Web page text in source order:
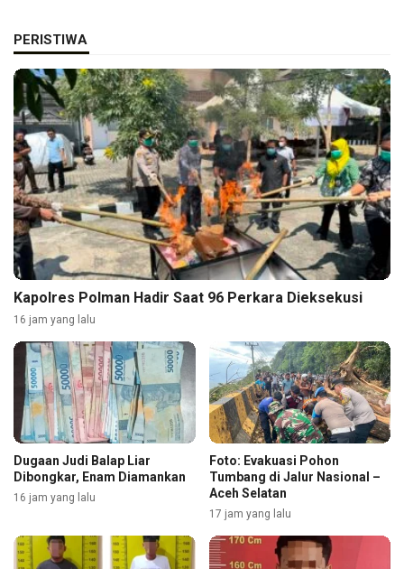
PERISTIWA
Kapolres Polman Hadir Saat 96 Perkara Dieksekusi
16 jam yang lalu
Dugaan Judi Balap Liar
Dibongkar, Enam Diamankan
16 jam yang lalu
Foto: Evakuasi Pohon
Tumbang di Jalur Nasional –
Aceh Selatan
17 jam yang lalu